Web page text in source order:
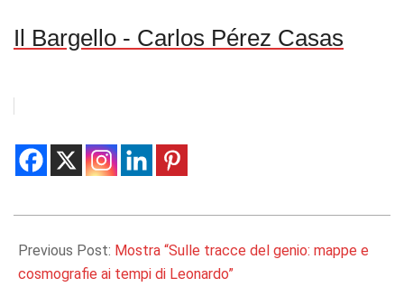
Il Bargello - Carlos Pérez Casas
04-
17
Previous Post: Mostra “Sulle tracce del genio: mappe e
cosmografie ai tempi di Leonardo”